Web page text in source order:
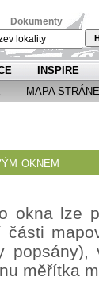
Dokumenty
INSPIRE
MAPA
oknem
okna lze
popsány),
měřítka